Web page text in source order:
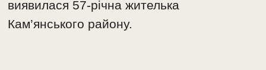
виявилася 57-річна жителька
Кам’янського району.